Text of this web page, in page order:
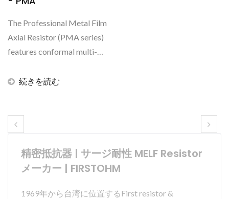
The Professional Metal Film
Axial Resistor (PMA series)
features conformal multi-
続きを読む
精密抵抗器 | サージ耐性 MELF Resistor
メーカー | FIRSTOHM
1969年から台湾に位置するFirst resistor &